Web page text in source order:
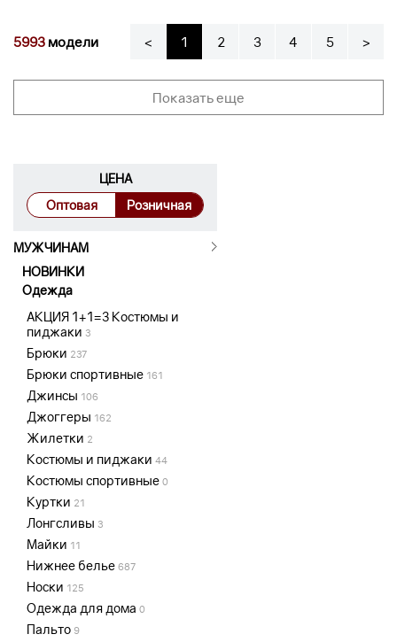
5993модели < 1 2 3 4 5 >
Показать еще
ЦЕНА
Оптовая
Розничная
МУЖЧИНАМ
НОВИНКИ
Одежда
АКЦИЯ 1+1=3 Костюмы и
пиджаки 3
Брюки 237
Брюки спортивные 161
Джинсы 106
Джоггеры 162
Жилетки 2
Костюмы и пиджаки 44
Костюмы спортивные 0
Куртки 21
Лонгсливы 3
Майки 11
Нижнее белье 687
Носки 125
Одежда для дома 0
Пальто 9